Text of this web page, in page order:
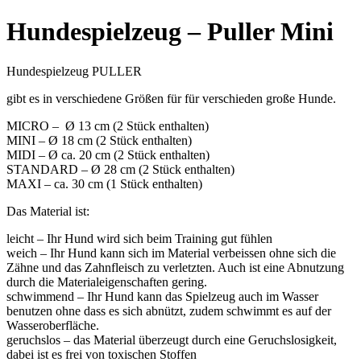
Hundespielzeug – Puller Mini
Hundespielzeug PULLER
gibt es in verschiedene Größen für für verschieden große Hunde.
MICRO – Ø 13 cm (2 Stück enthalten)
MINI – Ø 18 cm (2 Stück enthalten)
MIDI – Ø ca. 20 cm (2 Stück enthalten)
STANDARD – Ø 28 cm (2 Stück enthalten)
MAXI – ca. 30 cm (1 Stück enthalten)
Das Material ist:
leicht – Ihr Hund wird sich beim Training gut fühlen
weich – Ihr Hund kann sich im Material verbeissen ohne sich die
Zähne und das Zahnfleisch zu verletzten. Auch ist eine Abnutzung
durch die Materialeigenschaften gering.
schwimmend – Ihr Hund kann das Spielzeug auch im Wasser
benutzen ohne dass es sich abnützt, zudem schwimmt es auf der
Wasseroberfläche.
geruchslos – das Material überzeugt durch eine Geruchslosigkeit,
dabei ist es frei von toxischen Stoffen